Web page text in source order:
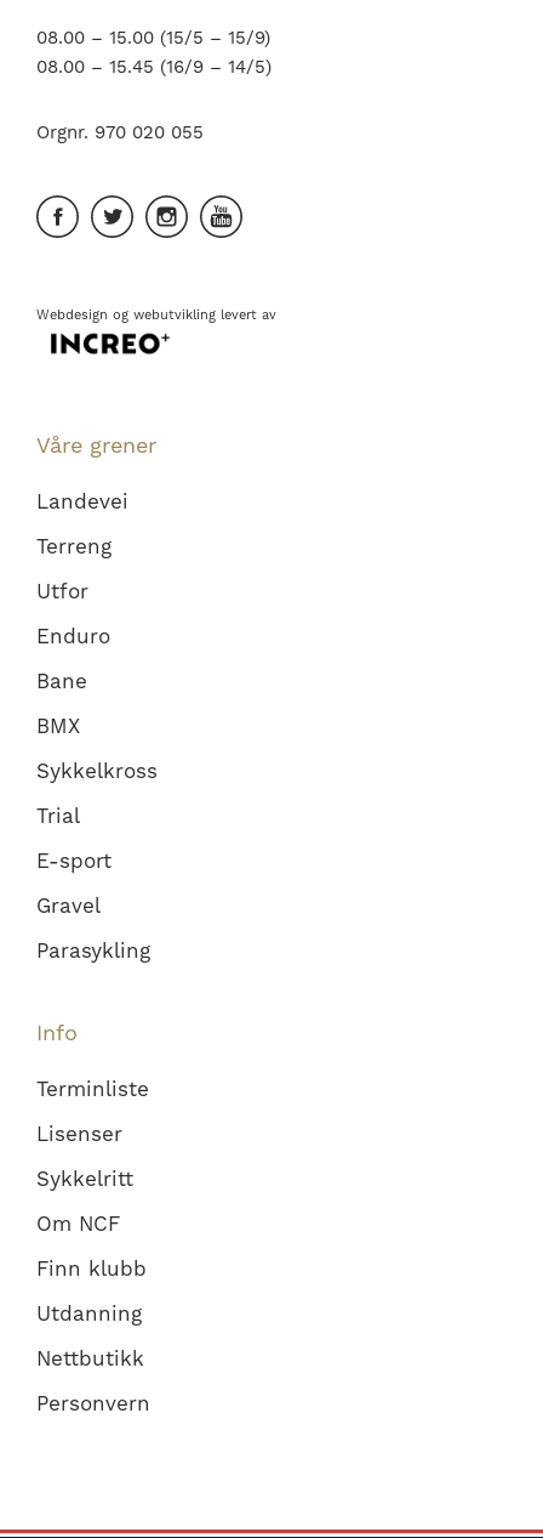
08.00 – 15.00 (15/5 – 15/9)
08.00 – 15.45 (16/9 – 14/5)
Orgnr. 970 020 055
Webdesign og webutvikling levert av
Våre grener
Landevei
Terreng
Utfor
Enduro
Bane
BMX
Sykkelkross
Trial
E-sport
Gravel
Parasykling
Info
Terminliste
Lisenser
Sykkelritt
Om NCF
Finn klubb
Utdanning
Nettbutikk
Personvern